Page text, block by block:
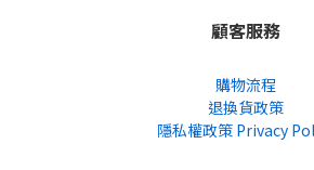
顧客服務
購物流程
退換貨政策
隱私權政策 Privacy